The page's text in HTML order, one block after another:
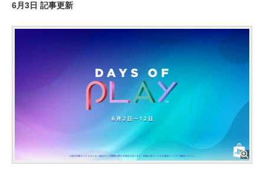
6月3日 記事更新